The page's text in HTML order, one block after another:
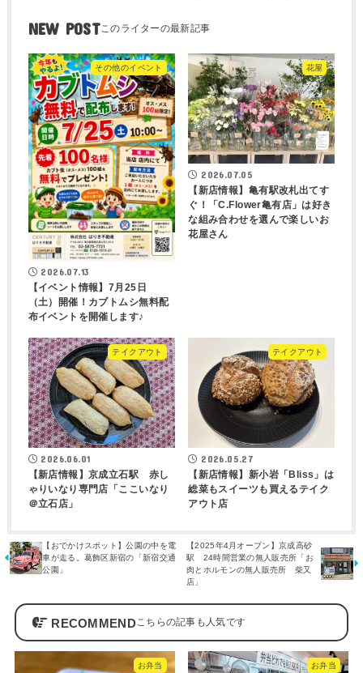
NEW POST
その他のイベント
2026.07.13
【イベント情報】7月25日
（土）開催！カブトムシ無料配
布イベントを開催します♪
花屋
2026.07.05
【新店情報】亀有駅改札出てす
ぐ！「C.Flower亀有店」は好き
な組み合わせを選んで楽しいお
花屋さん
テイクアウト
2026.06.01
【新店情報】京成立石駅 赤し
ゃりいなり専門店「ここいなり
＠立石店」
テイクアウト
2026.05.27
【新店情報】新小岩「Bliss」は
総菜もスイーツも買えるテイク
アウト店
【おでかけスポット】公園の中を電
車が走る。葛飾区新宿の「新宿交通
公園」
【2025年4月オープン】京成高砂
駅 24時間営業の無人販売所「お
肉とホルモンの無人販売所 柴又
店」
RECOMMEND
お弁当 お弁当